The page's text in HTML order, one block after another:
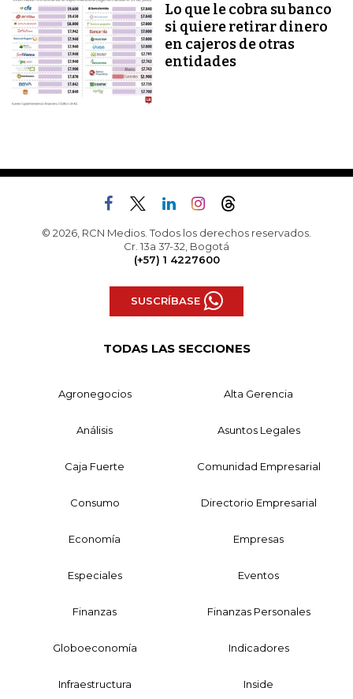
Lo que le cobra su banco
si quiere retirar dinero
en cajeros de otras
entidades
© 2026, RCN Medios. Todos los derechos reservados.
Cr. 13a 37-32, Bogotá
(+57) 1 4227600
SUSCRÍBASE
TODAS LAS SECCIONES
Agronegocios Alta Gerencia
Análisis Asuntos Legales
Caja Fuerte Comunidad Empresarial
Consumo Directorio Empresarial
Economía Empresas
Especiales Eventos
Finanzas Finanzas Personales
Globoeconomía Indicadores
Infraestructura Inside